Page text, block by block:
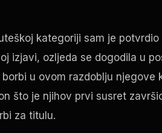
kategoriji sam je
izjavi, ozljeda se dogodila u
u ovom razdoblju
što je njihov prvi susret
za titulu.